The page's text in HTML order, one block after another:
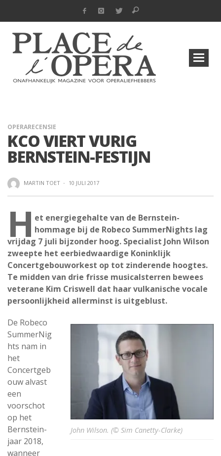
OPERARECENSIE
KCO VIERT VURIG
BERNSTEIN-FESTIJN
MARTIN TOET · 10 JULI 2017
H et energiegehalte van de Bernstein-
hommage bij de Robeco SummerNights lag
vrijdag 7 juli bijzonder hoog. Specialist John Wilson
zweepte het eerbiedwaardige Koninklijk
Concertgebouworkest op tot zinderende hoogtes.
Te midden van drie frisse musicalsterren bewees
veterane Kim Criswell dat haar vulkanische vocale
persoonlijkheid allerminst is uitgeblust.
John Wilson. (© Sim Canetty-Clarke)
De Robeco
SummerNig
hts nam in
het
Concertgeb
ouw alvast
een
voorschot
op het
Bernstein-
jaar 2018,
wanneer